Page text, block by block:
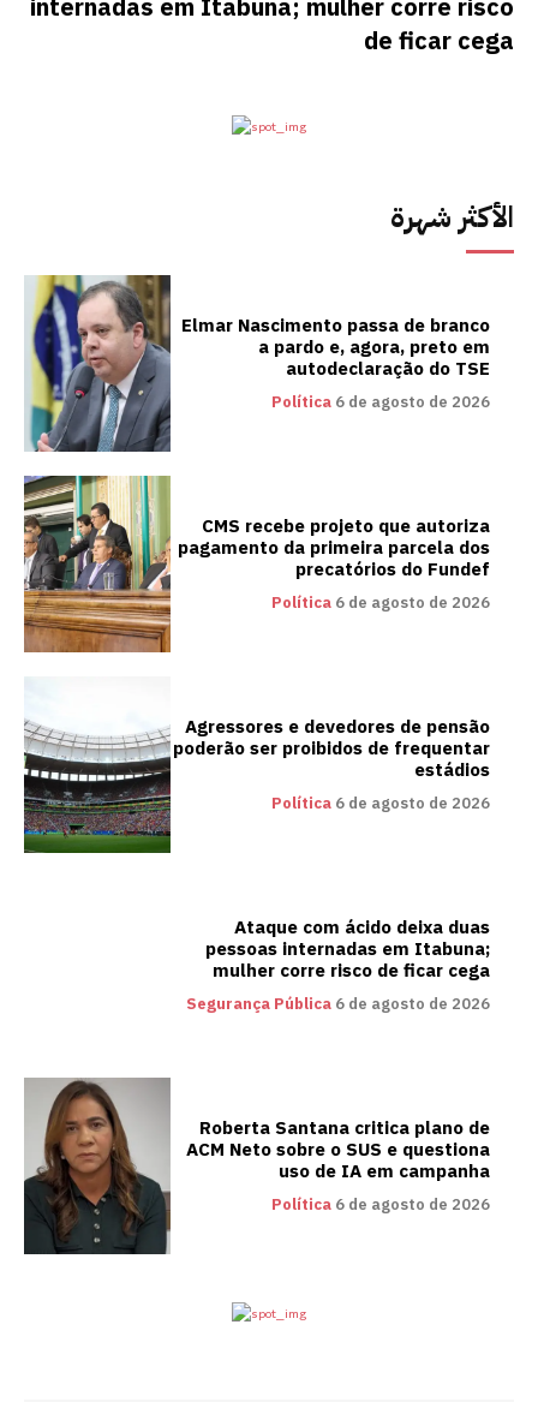
internadas em Itabuna; mulher corre risco
de ficar cega
الأكثر شهرة
Elmar Nascimento passa de branco
a pardo e, agora, preto em
autodeclaração do TSE
Política 6 de agosto de 2026
CMS recebe projeto que autoriza
pagamento da primeira parcela dos
precatórios do Fundef
Política 6 de agosto de 2026
Agressores e devedores de pensão
poderão ser proibidos de frequentar
estádios
Política 6 de agosto de 2026
Ataque com ácido deixa duas
pessoas internadas em Itabuna;
mulher corre risco de ficar cega
Segurança Pública 6 de agosto de 2026
Roberta Santana critica plano de
ACM Neto sobre o SUS e questiona
uso de IA em campanha
Política 6 de agosto de 2026